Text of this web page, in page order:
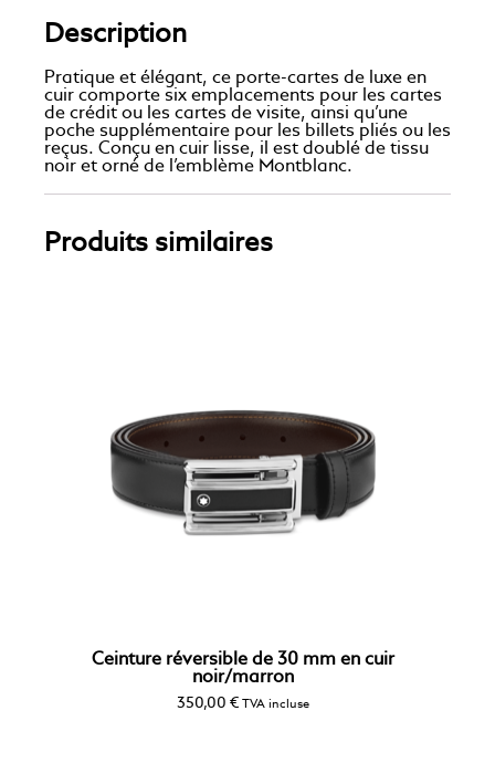
Description
Pratique et élégant, ce porte-cartes de luxe en
cuir comporte six emplacements pour les cartes
de crédit ou les cartes de visite, ainsi qu’une
poche supplémentaire pour les billets pliés ou les
reçus. Conçu en cuir lisse, il est doublé de tissu
noir et orné de l’emblème Montblanc.
Produits similaires
Ceinture réversible de 30 mm en cuir
noir/marron
350,00 € TVA incluse